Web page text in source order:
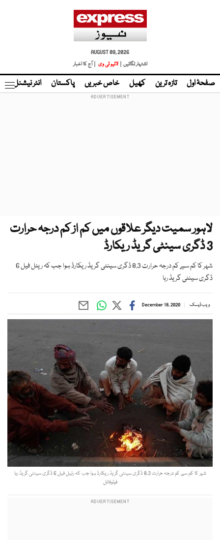
AUGUST 09, 2026
اشتہار لگائیں |
لائیو ٹی وی | آج کا اخبار
صفحۂ اول تازہ ترین کھیل خاص خبریں پاکستان انٹر نیشنل
لاہور سمیت دیگر علاقوں میں کم از کم درجہ حرارت
3 ڈگری سینٹی گریڈ ریکارڈ
شہر کا کم سے کم درجہ حرارت 8.3 ڈگری سینٹی گریڈ ریکارڈ ہوا جب کہ ریئل فیل 6
ڈگری سینٹی گریڈ رہا
ویب ڈیسک December 18, 2020
شہر کا کم سے کم درجہ حرارت 8.3 ڈگری سینٹی گریڈ ریکارڈ ہوا جب کہ رئیل فیل 6 ڈگری سینٹی گریڈ رہا
فوٹوفائل